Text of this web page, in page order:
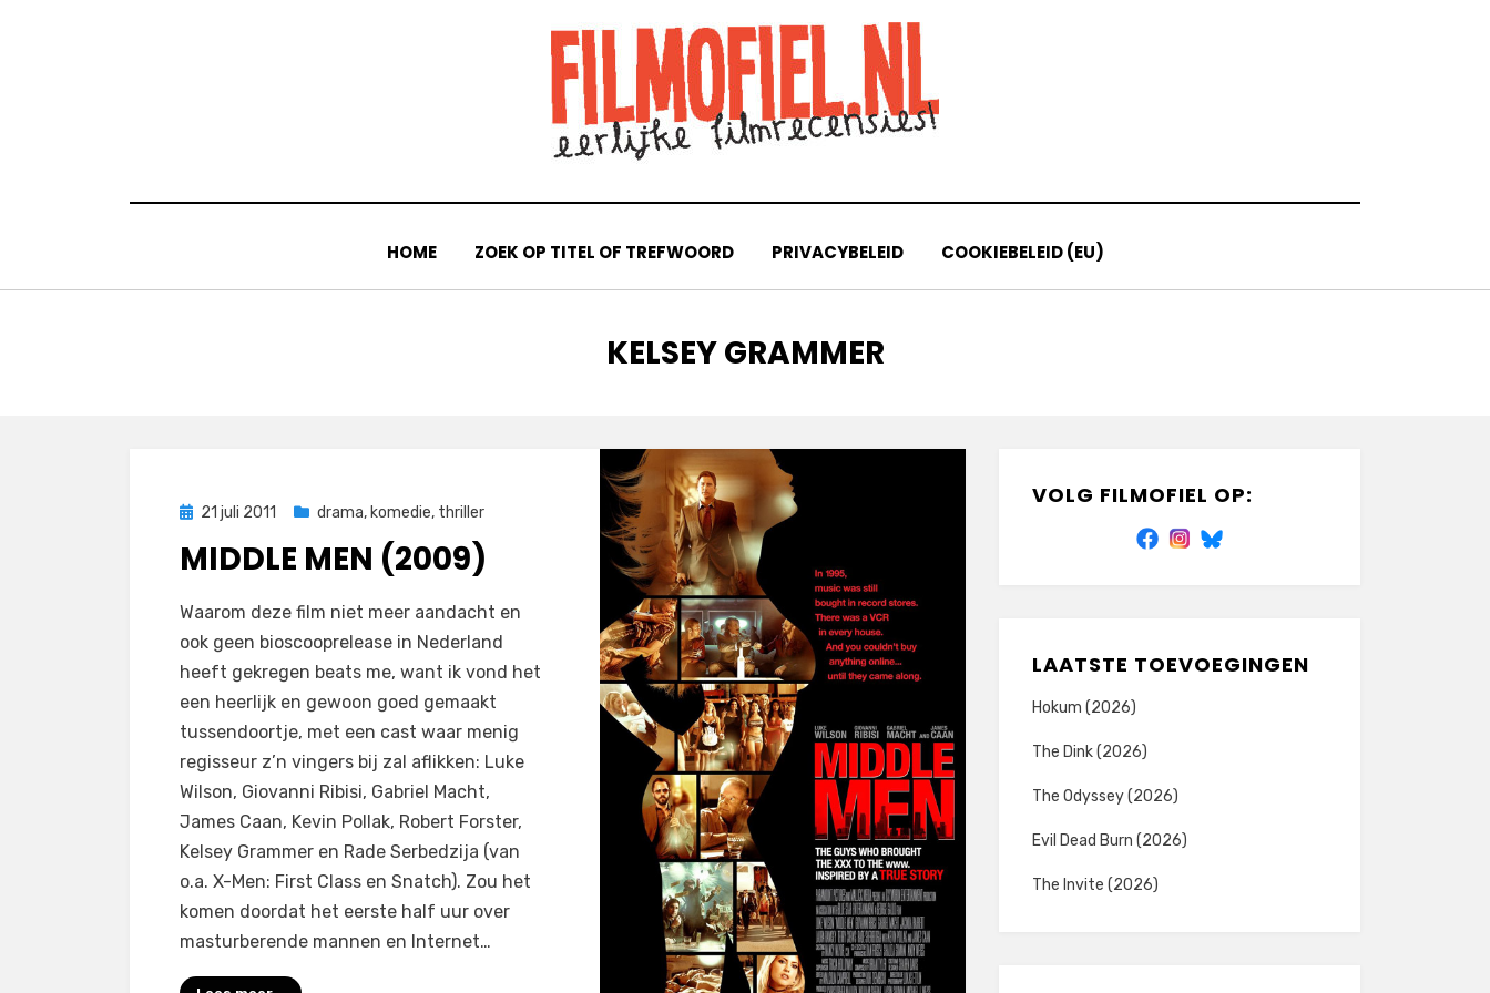
HOME ZOEK OP TITEL OF TREFWOORD PRIVACYBELEID COOKIEBELEID (EU)
TAG
:
KELSEY GRAMMER
Geplaatst
21 juli 2011 drama, komedie, thriller
MIDDLE MEN (2009)
doorFilmofiel.nl
1 reactieop
Middle
(2009)
Waarom deze film niet meer aandacht en
ook geen bioscooprelease in Nederland
heeft gekregen beats me, want ik vond het
een heerlijk en gewoon goed gemaakt
tussendoortje, met een cast waar menig
regisseur z’n vingers bij zal aflikken: Luke
Wilson, Giovanni Ribisi, Gabriel Macht,
James Caan, Kevin Pollak, Robert Forster,
Kelsey Grammer en Rade Serbedzija (van
o.a. X-Men: First Class en Snatch). Zou het
komen doordat het eerste half uur over
masturberende mannen en Internet…
VOLG FILMOFIEL OP:
LAATSTE TOEVOEGINGEN
Hokum (2026)
The Dink (2026)
The Odyssey (2026)
Evil Dead Burn (2026)
The Invite (2026)